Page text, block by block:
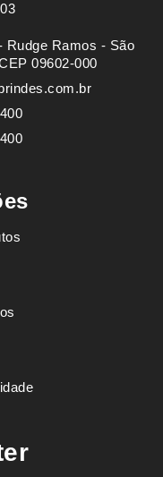
Rudge Ramos - São
09602-000